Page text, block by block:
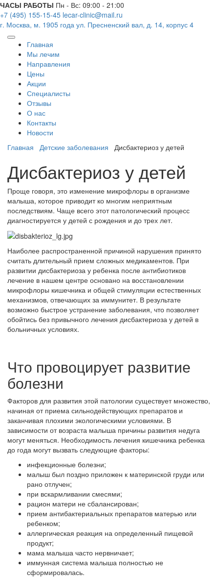
ЧАСЫ РАБОТЫ Пн - Вс: 09:00 - 21:00
+7 (495) 155-15-45 lecar-clinic@mail.ru
г. Москва, м. 1905 года ул. Пресненский вал, д. 14, корпус 4
Главная
Мы лечим
Направления
Цены
Акции
Специалисты
Отзывы
О нас
Контакты
Новости
Главная
Детские заболевания Дисбактериоз у детей
Дисбактериоз у детей
Проще говоря, это изменение микрофлоры в организме
малыша, которое приводит ко многим неприятным
последствиям. Чаще всего этот патологический процесс
диагностируется у детей с рождения и до трех лет.
Наиболее распространенной причиной нарушения принято
считать длительный прием сложных медикаментов. При
развитии дисбактериоза у ребенка после антибиотиков
лечение в нашем центре основано на восстановлении
микрофлоры кишечника и общей стимуляции естественных
механизмов, отвечающих за иммунитет. В результате
возможно быстрое устранение заболевания, что позволяет
обойтись без привычного лечения дисбактериоза у детей в
больничных условиях.
Что провоцирует развитие
болезни
Факторов для развития этой патологии существует множество,
начиная от приема сильнодействующих препаратов и
заканчивая плохими экологическими условиями. В
зависимости от возраста малыша причины развития недуга
могут меняться. Необходимость лечения кишечника ребенка
до года могут вызвать следующие факторы:
инфекционные болезни;
малыш был поздно приложен к материнской груди или
рано отлучен;
при вскармливании смесями;
рацион матери не сбалансирован;
прием антибактериальных препаратов матерью или
ребенком;
аллергическая реакция на определенный пищевой
продукт;
мама малыша часто нервничает;
иммунная система малыша полностью не
сформировалась.